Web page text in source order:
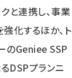
と連携し、事業
化するほか、ト
のGeniee SSP
DSPプランニ